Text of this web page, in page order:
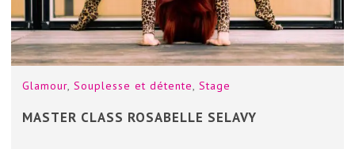
Glamour, Souplesse et détente, Stage
MASTER CLASS ROSABELLE SELAVY